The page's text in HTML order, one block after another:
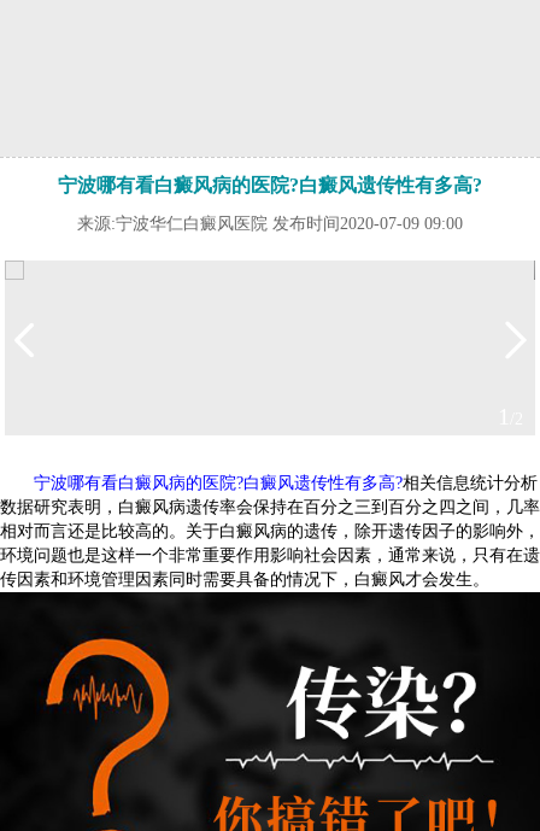
宁波哪有看白癜风病的医院?白癜风遗传性有多高?
来源:宁波华仁白癜风医院 发布时间2020-07-09 09:00
宁波哪有看白癜风病的医院?白癜风遗传性有多高?相关信息统计分析
数据研究表明，白癜风病遗传率会保持在百分之三到百分之四之间，几率
相对而言还是比较高的。关于白癜风病的遗传，除开遗传因子的影响外，
环境问题也是这样一个非常重要作用影响社会因素，通常来说，只有在遗
传因素和环境管理因素同时需要具备的情况下，白癜风才会发生。